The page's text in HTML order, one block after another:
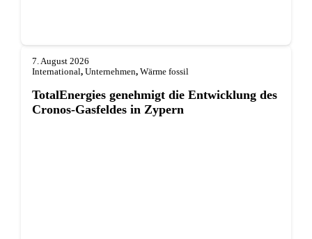
7. August 2026
International, Unternehmen, Wärme fossil
TotalEnergies genehmigt die Entwicklung des
Cronos-Gasfeldes in Zypern